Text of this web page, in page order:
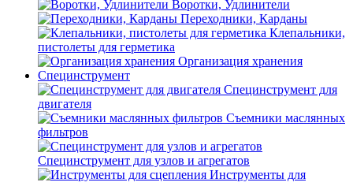
Воротки, Удлинители
Переходники, Карданы
Клепальники,
пистолеты для герметика
Организация хранения
Специнструмент
Специнструмент для
двигателя
Съемники маслянных
фильтров
Специнструмент для узлов и агрегатов
Инструменты для